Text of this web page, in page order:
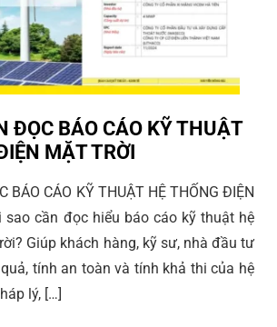
ĐỌC BÁO CÁO KỸ THUẬT
MẶT TRỜI
BÁO CÁO KỸ THUẬT HỆ THỐNG ĐIỆN
sao cần đọc hiểu báo cáo kỹ thuật hệ
Giúp khách hàng, kỹ sư, nhà đầu tư
tính an toàn và tính khả thi của hệ
lý, […]